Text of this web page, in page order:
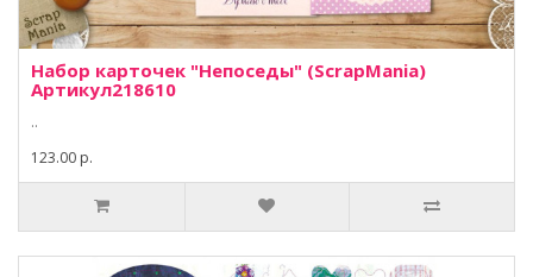
Набор карточек "Непоседы" (ScrapMania)
Артикул218610
..
123.00 р.